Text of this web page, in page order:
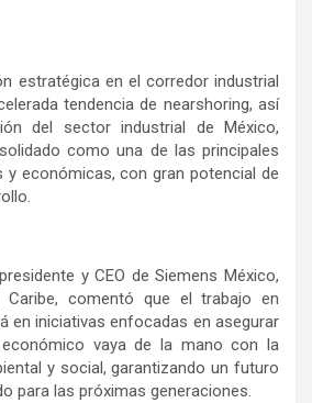
estratégica en el corredor industrial
tendencia de nearshoring, así
del sector industrial de México,
como una de las principales
y económicas, con gran potencial de
y CEO de Siemens México,
Caribe, comentó que el trabajo en
en iniciativas enfocadas en asegurar
vaya de la mano con la
y social, garantizando un futuro
para las próximas generaciones.